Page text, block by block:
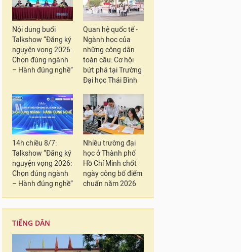
Nội dung buổi
Talkshow “Đăng ký
nguyện vọng 2026:
Chọn đúng ngành
– Hành đúng nghề”
Quan hệ quốc tế -
Ngành học của
những công dân
toàn cầu: Cơ hội
bứt phá tại Trường
Đại học Thái Bình
14h chiều 8/7:
Talkshow “Đăng ký
nguyện vọng 2026:
Chọn đúng ngành
– Hành đúng nghề”
Nhiều trường đại
học ở Thành phố
Hồ Chí Minh chốt
ngày công bố điểm
chuẩn năm 2026
TIẾNG DÂN